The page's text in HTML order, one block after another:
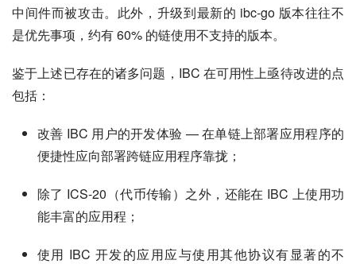
中间件而被攻击。此外，升级到最新的 ibc-go 版本往往不
是优先事项，约有 60% 的链使用不支持的版本。
鉴于上述已存在的诸多问题，IBC 在可用性上亟待改进的点
包括：
改善 IBC 用户的开发体验 — 在单链上部署应用程序的
便捷性应向部署跨链应用程序靠拢；
除了 ICS-20（代币传输）之外，还能在 IBC 上使用功
能丰富的应用程；
使用 IBC 开发的应用应与使用其他协议有显著的不